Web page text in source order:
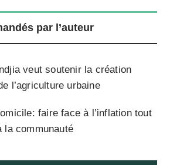
par l’auteur
veut soutenir la création
l’agriculture urbaine
faire face à l’inflation tout
la communauté